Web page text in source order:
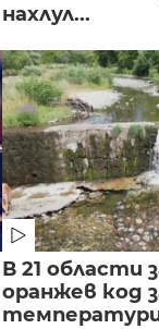
нахлул...
В 21 области
оранжев код